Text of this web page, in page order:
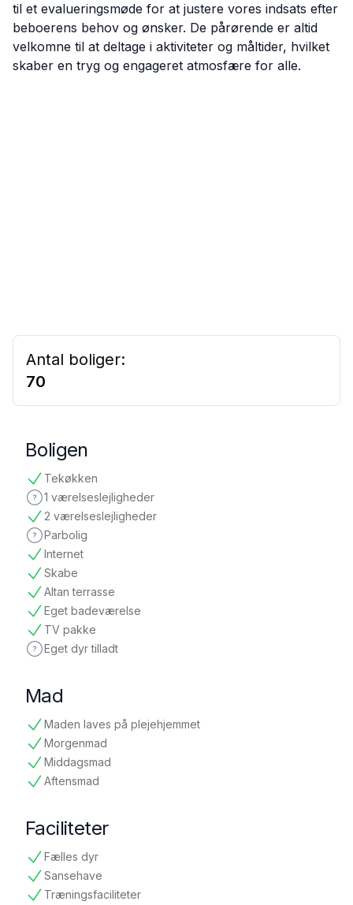
til et evalueringsmøde for at justere vores indsats efter
beboerens behov og ønsker. De pårørende er altid
velkomne til at deltage i aktiviteter og måltider, hvilket
skaber en tryg og engageret atmosfære for alle.
Antal boliger:
70
Boligen
Tekøkken
tilgængelig
1 værelseslejligheder
ikke oplyst
2 værelseslejligheder
tilgængelig
Parbolig
ikke oplyst
Internet
tilgængelig
Skabe
tilgængelig
Altan terrasse
tilgængelig
Eget badeværelse
tilgængelig
TV pakke
tilgængelig
Eget dyr tilladt
ikke oplyst
Mad
Maden laves på plejehjemmet
tilgængelig
Morgenmad
tilgængelig
Middagsmad
tilgængelig
Aftensmad
tilgængelig
Faciliteter
Fælles dyr
tilgængelig
Sansehave
tilgængelig
Træningsfaciliteter